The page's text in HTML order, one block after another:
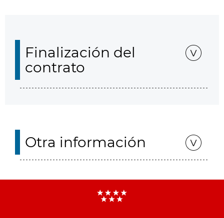
Finalización del
contrato
Otra información